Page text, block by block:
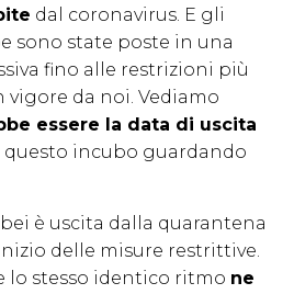
dal coronavirus. E gli
sono state poste in una
fino alle restrizioni più
da noi. Vediamo
essere la data di uscita
questo incubo guardando
è uscita dalla quarantena
delle misure restrittive.
lo stesso identico ritmo ne